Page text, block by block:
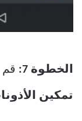
الخطوة 7: قم
تمكين